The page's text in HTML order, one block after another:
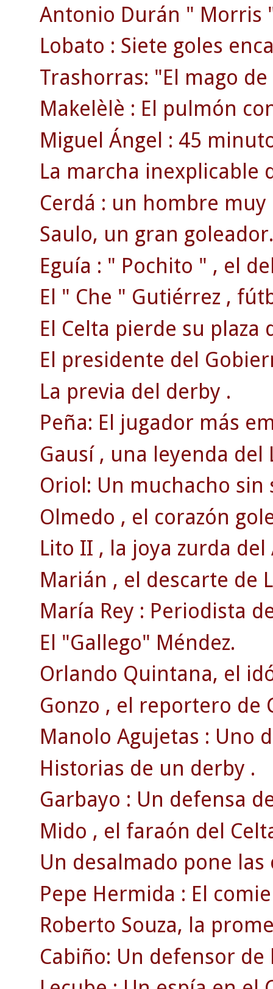
Antonio Durán " Morris
Lobato : Siete goles
Trashorras: "El mago de
Makelèlè : El pulmón
Miguel Ángel : 45
La marcha inexplicable
Cerdá : un hombre
Saulo, un gran
Eguía : " Pochito " , el
El " Che " Gutiérrez ,
El Celta pierde su plaza
El presidente del
La previa del derby .
Peña: El jugador más
Gausí , una leyenda del
Oriol: Un muchacho sin
Olmedo , el corazón
Lito II , la joya zurda del
Marián , el descarte de
María Rey : Periodista
El "Gallego" Méndez.
Orlando Quintana, el
Gonzo , el reportero de
Manolo Agujetas : Uno
Historias de un derby .
Garbayo : Un defensa
Mido , el faraón del
Un desalmado pone las
Pepe Hermida : El
Roberto Souza, la
Cabiño: Un defensor de